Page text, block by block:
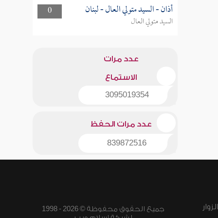
0
أذان - السيد متولي العال - لبنان
السيد متولي العال
عدد مرات
الاستماع
3095019354
عدد مرات الحفظ
839872516
جميع الحقوق محفوظة © 2026 - 1998